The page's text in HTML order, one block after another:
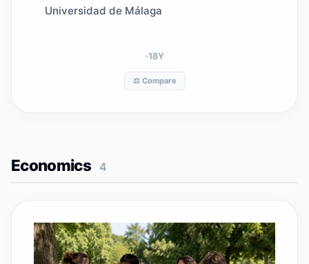
Diseño para el Sector Turístico
Universidad de Málaga
18Y
⚖️ Compare
Economics 4